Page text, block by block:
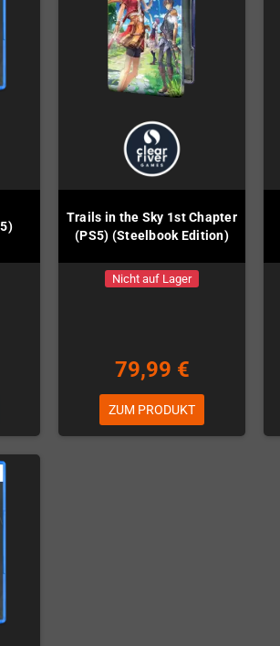
Trails in the Sky 1st Chapter
(PS5) (Steelbook Edition)
Nicht auf Lager
79,99 €
ZUM PRODUKT